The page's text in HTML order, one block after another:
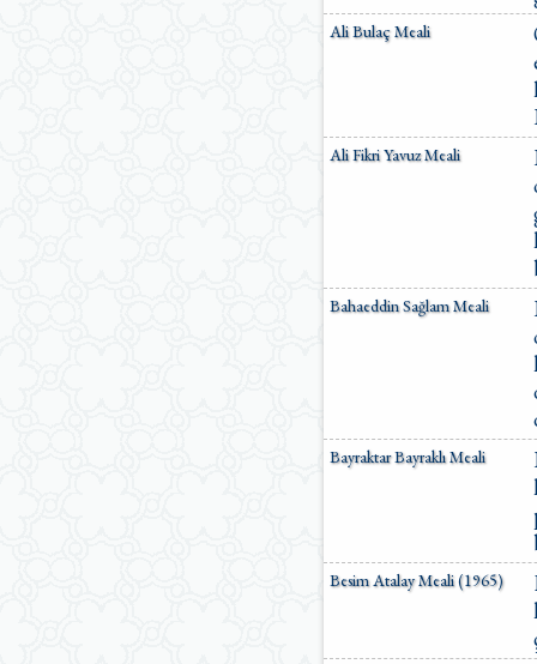
Ali Bulaç Meali
Ali Fikri Yavuz Meali
Bahaeddin Sağlam Meali
Bayraktar Bayraklı Meali
Besim Atalay Meali (1965)